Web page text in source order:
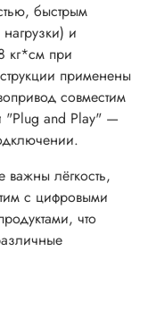
быстрым
и
кг*см при
применены
совместим
"Plug and Play" —
лёгкость,
с цифровыми
что